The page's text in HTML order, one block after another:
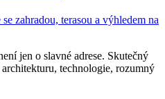
jen o slavné adrese. Skutečný
technologie, rozumný